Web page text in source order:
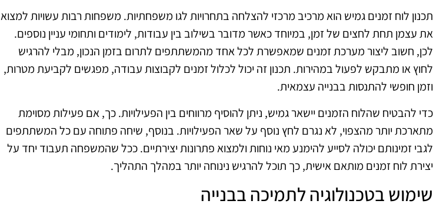
תכנון לוח זמנים גמיש הוא מרכיב מרכזי להצלחה בתחרויות לגו משפחתיות. משפחות רבות עשויות למצוא
את עצמן תחת לחצים של זמן, במיוחד כאשר מדובר בשילוב בין עבודות, לימודים ותחומי עניין נוספים.
לכן, חשוב ליצור מערכת זמנים שמאפשרת לכל אחד מהמשתתפים לתרום בזמן הנכון, מבלי להרגיש
לחוץ או מתבקש לפעול במהירות. תכנון זה יכול לכלול זמנים לקבוצות עבודה, מפגשים לקביעת מטרות,
וזמן חופשי להתנסות בבנייה עצמאית.
כדי להבטיח שהלוח הזמנים יישאר גמיש, ניתן להוסיף מרווחים בין הפעילויות. כך, אם פעילות מסוימת
מתארכת יותר מהצפוי, לא נגרם לחץ נוסף על שאר הפעילויות. בנוסף, שיחה פתוחה עם כל המשתתפים
לגבי זמינותם יכולה לסייע להימנע מאי נוחות ולמצוא פתרונות יצירתיים. ככל שהמשפחה תעבוד יחד על
יצירת לוח זמנים מותאם אישית, כך תוכל להרגיש נינוחה יותר במהלך התהליך.
שימוש בטכנולוגיה לתמיכה בבנייה